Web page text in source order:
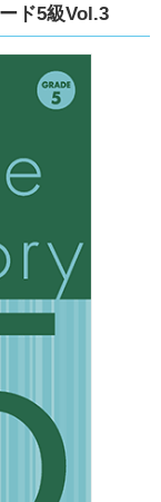
ド5級Vol.3